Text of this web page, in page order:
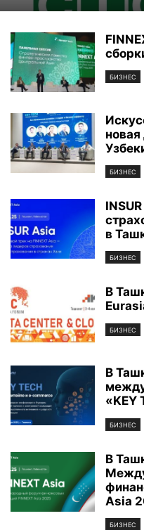
БИЗНЕС
БИЗНЕС
в
БИЗНЕС
В
БИЗНЕС
В
«KEY
БИЗНЕС
В
Asia
БИЗНЕС